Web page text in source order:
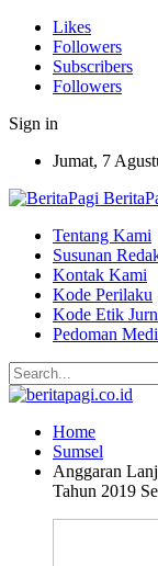
Likes
Followers
Subscribers
Followers
Sign in
Jumat, 7
Tentang Kami
Susunan
Kontak Kami
Kode Perilaku
Kode Etik
Pedoman
Home
Sumsel
Anggaran
Tahun 2019